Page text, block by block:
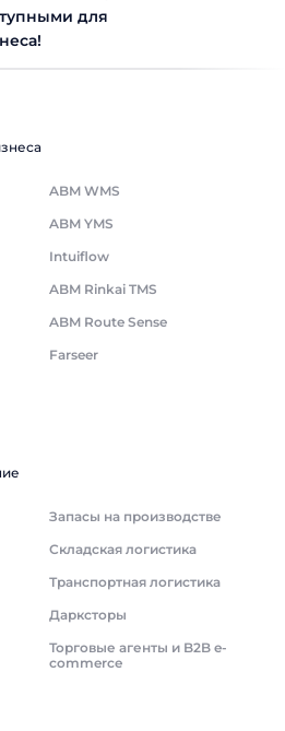
для
ABM WMS
ABM YMS
Intuiflow
ABM Rinkai TMS
ABM Route Sense
Farseer
Запасы на производстве
Складская логистика
Транспортная логистика
Дарксторы
Торговые агенты и B2B e-
commerce